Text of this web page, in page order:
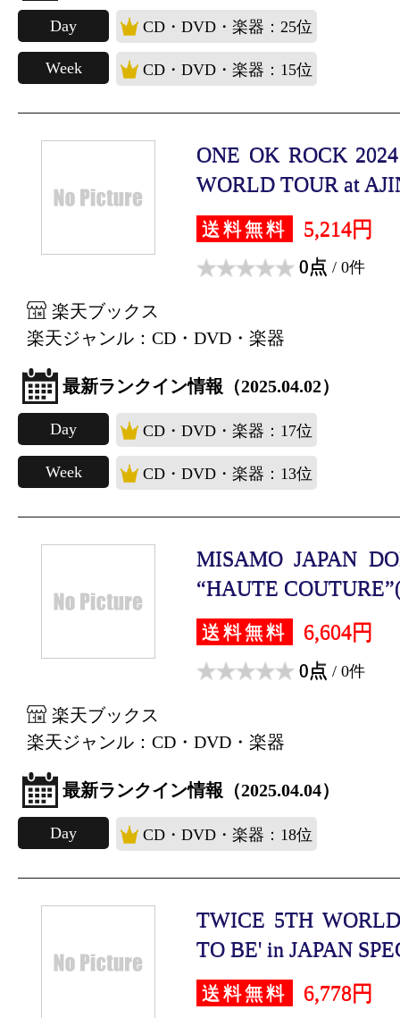
Day CD・DVD・楽器：25位
Week CD・DVD・楽器：15位
ONE OK ROCK
WORLD TOUR at
送料無料 5,214円
0点 / 0件
楽天ブックス
楽天ジャンル：CD・DVD・楽器
最新ランクイン情報（2025.04.02）
Day CD・DVD・楽器：17位
Week CD・DVD・楽器：13位
MISAMO JAPAN
“HAUTE
送料無料 6,604円
0点 / 0件
楽天ブックス
楽天ジャンル：CD・DVD・楽器
最新ランクイン情報（2025.04.04）
Day CD・DVD・楽器：18位
TWICE 5TH
TO BE' in JAPAN
送料無料 6,778円